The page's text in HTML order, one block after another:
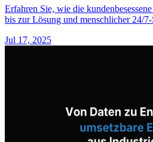
Erfahren Sie, wie die
bis zur Lösung und menschlicher 24/
Jul 17, 2025